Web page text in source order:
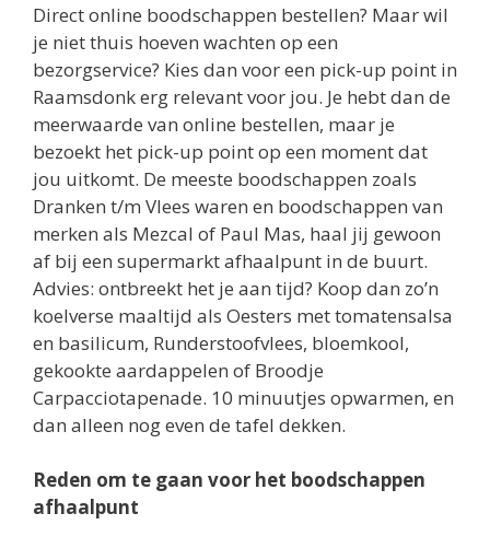
Direct online boodschappen bestellen? Maar wil
je niet thuis hoeven wachten op een
bezorgservice? Kies dan voor een pick-up point in
Raamsdonk erg relevant voor jou. Je hebt dan de
meerwaarde van online bestellen, maar je
bezoekt het pick-up point op een moment dat
jou uitkomt. De meeste boodschappen zoals
Dranken t/m Vlees waren en boodschappen van
merken als Mezcal of Paul Mas, haal jij gewoon
af bij een supermarkt afhaalpunt in de buurt.
Advies: ontbreekt het je aan tijd? Koop dan zo’n
koelverse maaltijd als Oesters met tomatensalsa
en basilicum, Runderstoofvlees, bloemkool,
gekookte aardappelen of Broodje
Carpacciotapenade. 10 minuutjes opwarmen, en
dan alleen nog even de tafel dekken.
Reden om te gaan voor het boodschappen
afhaalpunt